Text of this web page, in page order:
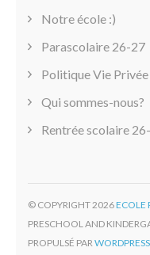
Notre école :)
Parascolaire 26-27
Politique Vie Privée
Qui sommes-nous?
Rentrée scolaire
© COPYRIGHT 2026ECOLE
PRESCHOOL AND
PROPULSÉ PAR